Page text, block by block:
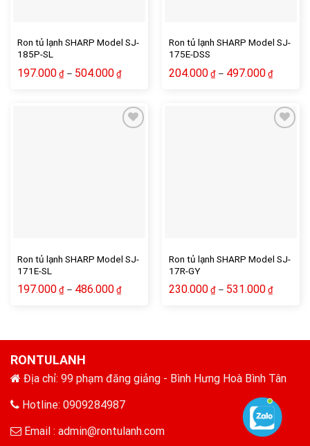
Ron tủ lạnh SHARP Model SJ-
185P-SL
197.000 ₫– 504.000 ₫
Ron tủ lạnh SHARP Model SJ-
175E-DSS
204.000 ₫– 497.000 ₫
Ron tủ lạnh SHARP Model SJ-
171E-SL
197.000 ₫– 486.000 ₫
Ron tủ lạnh SHARP Model SJ-
17R-GY
230.000 ₫– 531.000 ₫
RONTULANH
Địa chỉ: 99 phạm đăng giảng - Bình Hưng Hoà Bình Tân
Hotline: 0909284987
Email : admin@rontulanh.com